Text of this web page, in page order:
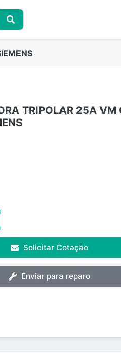
TRIPOLAR 25A VM
Solicitar Cotação
Enviar para reparo